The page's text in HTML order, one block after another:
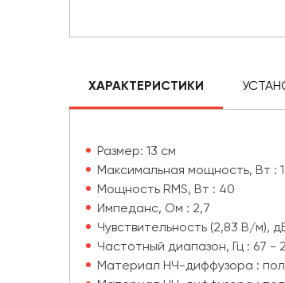
ХАРАКТЕРИСТИКИ
Размер: 13 см
Максимальная мощность, Вт :
Мощность RMS, Вт : 40
Импеданс, Ом : 2,7
Чувствительность (2,83 В/м),
Частотный диапазон, Гц : 67 -
Материал НЧ-диффузора :